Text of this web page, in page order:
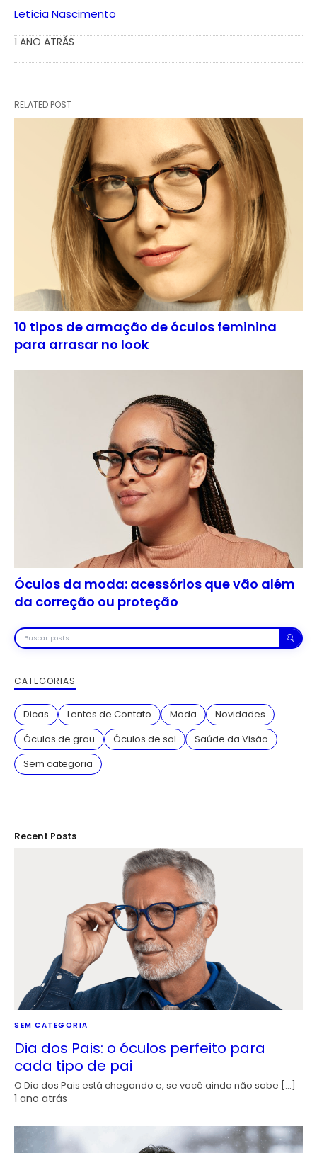
Letícia Nascimento
1 ANO ATRÁS
RELATED POST
10 tipos de armação de óculos feminina
para arrasar no look
Óculos da moda: acessórios que vão além
da correção ou proteção
Buscar
posts
CATEGORIAS
Dicas Lentes de Contato Moda
Novidades
Óculos de grau
Óculos de sol
Saúde da Visão
Sem categoria
Recent Posts
SEM CATEGORIA
Dia dos Pais: o óculos perfeito para
cada tipo de pai
O Dia dos Pais está chegando e, se você ainda não sabe […]
1 ano atrás